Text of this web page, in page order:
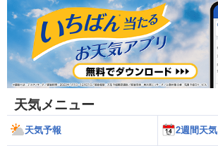
天気メニュー
天気予報 2週間天気